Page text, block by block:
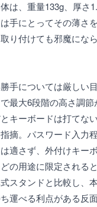
は、重量133g、厚さ
手にとってその薄さを
取り付けても邪魔にな
手については厳しい
最大6段階の高さ調
キーボードは打てな
摘。パスワード入力
適さず、外付けキー
の用途に限定される
スタンドと比較し、
運べる利点がある反